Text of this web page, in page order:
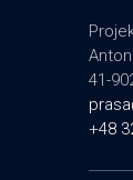
41-
+48